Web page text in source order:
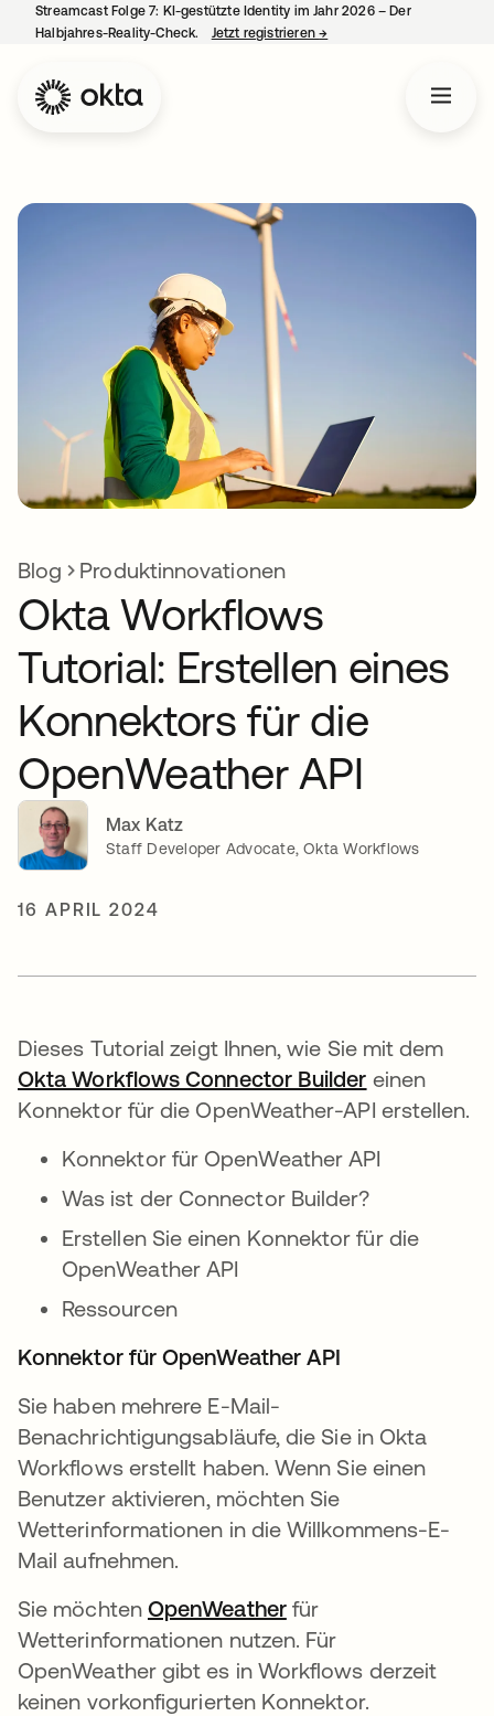
Streamcast Folge 7: KI-gestützte Identity im Jahr 2026 – Der
Halbjahres-Reality-Check.
Jetzt registrieren→
Blog Produktinnovationen
Okta Workflows
Tutorial: Erstellen eines
Konnektors für die
OpenWeather API
Max Katz
Staff Developer Advocate, Okta Workflows
16 APRIL 2024
Dieses Tutorial zeigt Ihnen, wie Sie mit dem
Okta Workflows Connector Builder wird in
einen
Konnektor für die OpenWeather-API erstellen.
Konnektor für OpenWeather API
Was ist der Connector Builder?
Erstellen Sie einen Konnektor für die
OpenWeather API
Ressourcen
Konnektor für OpenWeather API
Sie haben mehrere E-Mail-
Benachrichtigungsabläufe, die Sie in Okta
Workflows erstellt haben. Wenn Sie einen
Benutzer aktivieren, möchten Sie
Wetterinformationen in die Willkommens-E-
Mail aufnehmen.
Sie möchten OpenWeatherwird in einer neuen
für
Wetterinformationen nutzen. Für
OpenWeather gibt es in Workflows derzeit
keinen vorkonfigurierten Konnektor.